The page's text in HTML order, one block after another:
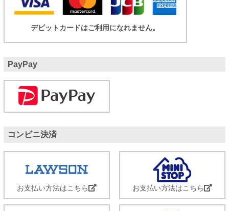
デビットカードはご利用になれません。
PayPay
コンビニ決済
お支払い方法はこちら お支払い方法はこちら